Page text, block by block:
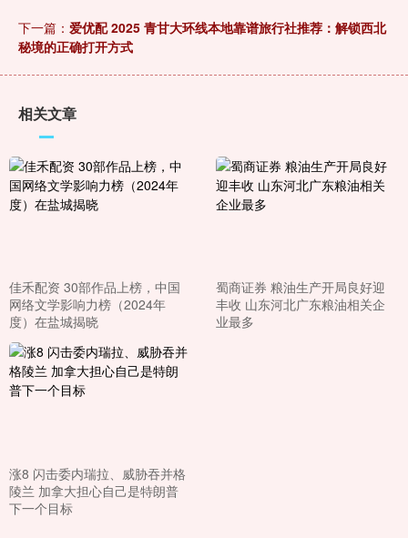
下一篇： 爱优配 2025 青甘大环线本地靠谱旅行社推荐：解锁西北
秘境的正确打开方式
相关文章
佳禾配资 30部作品上榜，中国
网络文学影响力榜（2024年
度）在盐城揭晓
蜀商证券 粮油生产开局良好迎
丰收 山东河北广东粮油相关企
业最多
涨8 闪击委内瑞拉、威胁吞并格
陵兰 加拿大担心自己是特朗普
下一个目标